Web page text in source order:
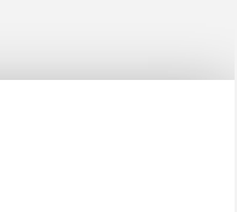
er
OS X og
Machine